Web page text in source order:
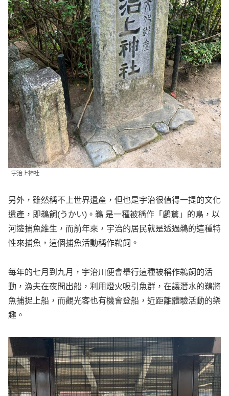
宇治上神社
另外，雖然稱不上世界遺產，但也是宇治很值得一提的文化
遺產，即鵜飼(うかい)。鵜 是一種被稱作「鸕鶿」的鳥，以
河邊捕魚維生，而前年來，宇治的居民就是透過鵜的這種特
性來捕魚，這個捕魚活動稱作鵜飼。
每年的七月到九月，宇治川便會舉行這種被稱作鵜飼的活
動，漁夫在夜間出船，利用燈火吸引魚群，在讓潛水的鵜將
魚捕捉上船，而觀光客也有機會登船，近距離體驗活動的樂
趣。